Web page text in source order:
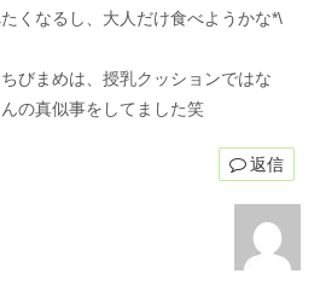
くなるし、大人だけ食べようかな*\
びまめは、授乳クッションではな
の真似事をしてました笑
返信